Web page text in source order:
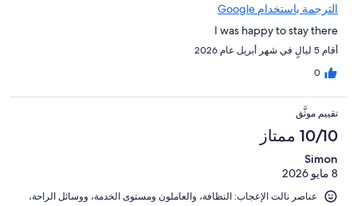
الترجمة باستخدام Google
I was happy to stay there
أقام 5 ليالٍ في شهر أبريل عام 2026
0
تقييم موثَّق
10/10 ممتاز
Simon
8 مايو 2026
عناصر نالت الإعجاب: ⁦النظافة⁩، و⁦العاملون ومستوى الخدمة⁩، و⁦وسائل الراحة⁩،